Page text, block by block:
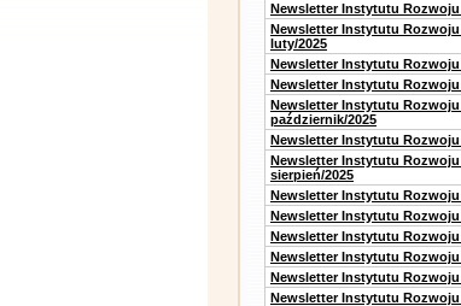
Newsletter Instytutu
Newsletter Instytutu
luty/2025
Newsletter Instytutu
Newsletter Instytutu
Newsletter Instytutu
październik/2025
Newsletter Instytutu
Newsletter Instytutu
sierpień/2025
Newsletter Instytutu
Newsletter Instytutu
Newsletter Instytutu
Newsletter Instytutu
Newsletter Instytutu
Newsletter Instytutu